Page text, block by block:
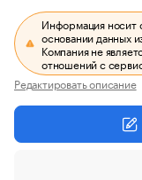
Информация носит
основании данных
Компания не
отношений с
Редактировать описание